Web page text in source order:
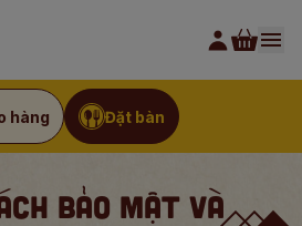
hàng Đặt bàn
BẢO MẬT VÀ